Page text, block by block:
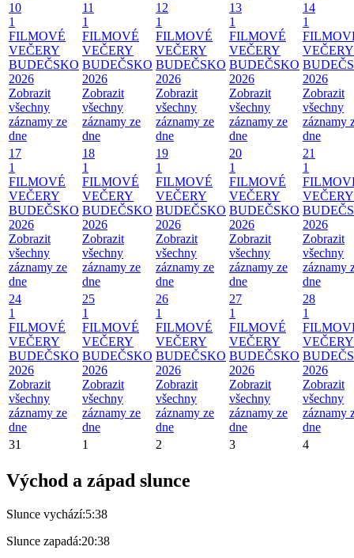
10
1
FILMOVÉ
VEČERY
BUDEČSKO
2026
Zobrazit
všechny
záznamy ze
dne
11
1
FILMOVÉ
VEČERY
BUDEČSKO
2026
Zobrazit
všechny
záznamy ze
dne
12
1
FILMOVÉ
VEČERY
BUDEČSKO
2026
Zobrazit
všechny
záznamy ze
dne
13
1
FILMOVÉ
VEČERY
BUDEČSKO
2026
Zobrazit
všechny
záznamy ze
dne
14
1
VEČERY
2026
Zobrazit
všechny
záznamy
dne
17
1
FILMOVÉ
VEČERY
BUDEČSKO
2026
Zobrazit
všechny
záznamy ze
dne
18
1
FILMOVÉ
VEČERY
BUDEČSKO
2026
Zobrazit
všechny
záznamy ze
dne
19
1
FILMOVÉ
VEČERY
BUDEČSKO
2026
Zobrazit
všechny
záznamy ze
dne
20
1
FILMOVÉ
VEČERY
BUDEČSKO
2026
Zobrazit
všechny
záznamy ze
dne
21
1
VEČERY
2026
Zobrazit
všechny
záznamy
dne
24
1
FILMOVÉ
VEČERY
BUDEČSKO
2026
Zobrazit
všechny
záznamy ze
dne
25
1
FILMOVÉ
VEČERY
BUDEČSKO
2026
Zobrazit
všechny
záznamy ze
dne
26
1
FILMOVÉ
VEČERY
BUDEČSKO
2026
Zobrazit
všechny
záznamy ze
dne
27
1
FILMOVÉ
VEČERY
BUDEČSKO
2026
Zobrazit
všechny
záznamy ze
dne
28
1
VEČERY
2026
Zobrazit
všechny
záznamy
dne
31
1 2 3 4
Východ a západ slunce
Slunce vychází:5:38
Slunce zapadá:20:38